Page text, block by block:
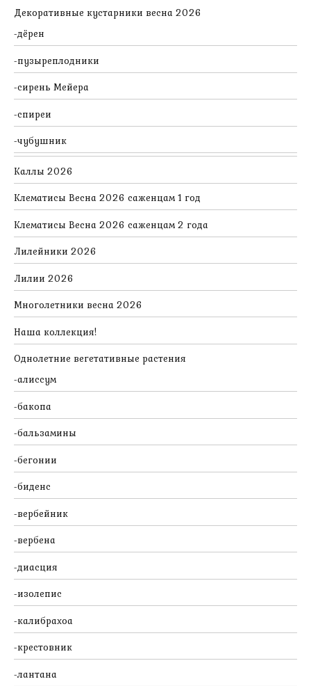
Декоративные кустарники весна 2026
дёрен
пузыреплодники
сирень Мейера
спиреи
чубушник
Каллы 2026
Клематисы Весна 2026 саженцам 1 год
Клематисы Весна 2026 саженцам 2 года
Лилейники 2026
Лилии 2026
Многолетники весна 2026
Наша коллекция!
Однолетние вегетативные растения
алиссум
бакопа
бальзамины
бегонии
биденс
вербейник
вербена
диасция
изолепис
калибрахоа
крестовник
лантана